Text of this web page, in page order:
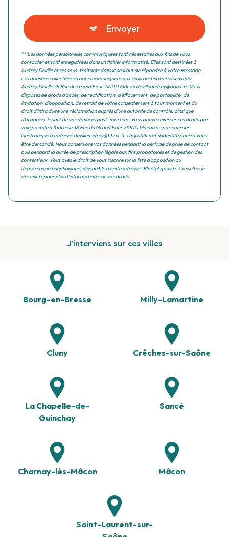
Envoyer
** Les données personnelles communiquées sont nécessaires aux fins de vous
contacter et sont enregistrées dans un fichier informatisé. Elles sont destinées à
Audrey Deville et ses sous-traitants dans le seul but de répondre à votre message.
Les données collectées seront communiquées aux seuls destinataires suivants:
Audrey Deville 38 Rue du Grand Four 71000 Mâcon devilleaudrey@bbox.fr. Vous
disposez de droits d’accès, de rectification, d’effacement, de portabilité, de
limitation, d’opposition, de retrait de votre consentement à tout moment et du
droit d’introduire une réclamation auprès d’une autorité de contrôle, ainsi que
d’organiser le sort de vos données post-mortem. Vous pouvez exercer ces droits par
voie postale à l'adresse 38 Rue du Grand Four 71000 Mâcon ou par courrier
électronique à l'adresse devilleaudrey@bbox.fr. Un justificatif d'identité pourra vous
être demandé. Nous conservons vos données pendant la période de prise de contact
puis pendant la durée de prescription légale aux fins probatoires et de gestion des
contentieux. Vous avez le droit de vous inscrire sur la liste d'opposition au
démarchage téléphonique, disponible à cette adresse : Bloctel.gouv.fr. Consultez le
site cnil.fr pour plus d’informations sur vos droits.
J'interviens sur ces villes
Bourg-en-Bresse Milly-Lamartine
Cluny Crêches-sur-Saône
La Chapelle-de-
Guinchay
Sancé
Charnay-lès-Mâcon Mâcon
Saint-Laurent-sur-